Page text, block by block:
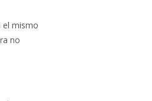
el mismo
no